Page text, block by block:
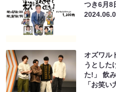
つき6月8
オズワル
うとした
た!」 飲
「お笑